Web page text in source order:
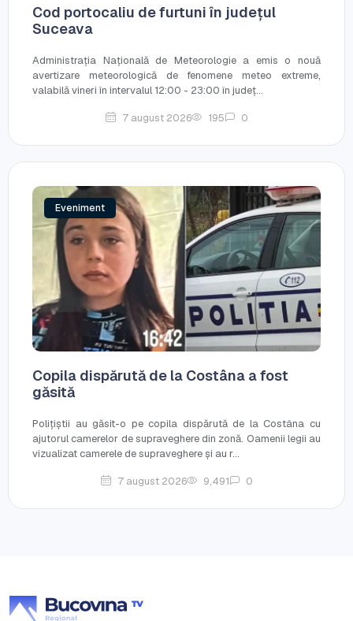
Cod portocaliu de furtuni în județul
Suceava
Administrația Națională de Meteorologie a emis o nouă
avertizare meteorologică de fenomene meteo extreme,
valabilă vineri în intervalul 12:00 - 23:00 în județ...
7 august 2026 195 0
Eveniment
Copila dispărută de la Costâna a fost
găsită
Polițiștii au găsit-o pe copila dispărută de la Costâna cu
ajutorul camerelor de supraveghere din zonă. Oamenii legii au
vizualizat camerele de supraveghere și au r...
7 august 2026 9,491 0